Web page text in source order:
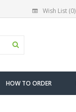
Wish List (0)
HOW TO ORDER